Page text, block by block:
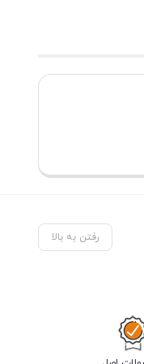
رفتن به بالا